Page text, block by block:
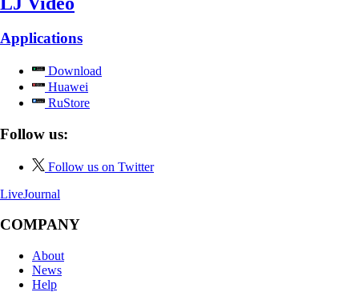
Applications
Download
Huawei
RuStore
Follow us:
Follow us on Twitter
LiveJournal
COMPANY
About
News
Help